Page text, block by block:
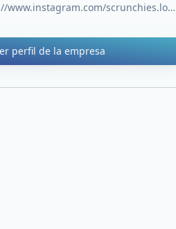
https://www.instagram.com/scrunchies.lovers.sl?utm_source=ig_web_button_share_sheet&igsh=ZDNlZDc0MzIxNw==
perfil de la empresa